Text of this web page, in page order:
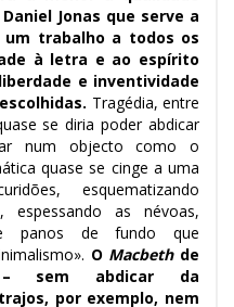
Jonas que serve a
trabalho a todos os
à letra e ao espírito
e inventividade
Tragédia, entre
se diria poder abdicar
num objecto como o
quase se cinge a uma
esquematizando
espessando as névoas,
panos de fundo que
O Macbethde
– sem abdicar da
por exemplo, nem